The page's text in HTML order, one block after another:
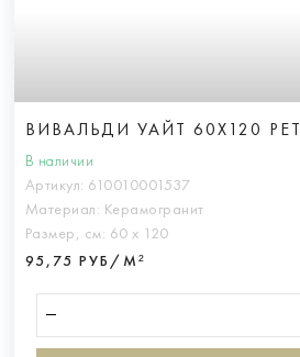
ВИВАЛЬДИ УАЙТ 60X120 РЕТ
В наличии
Артикул: 610010001537
Материал: Керамогранит
Размер, см: 60 х 120
95,75 РУБ/М²